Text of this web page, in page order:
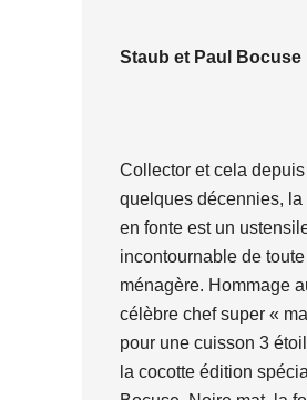
Staub et Paul Bocuse
Collector et cela depuis
quelques décennies, la
en fonte est un
incontournable de
ménagère. Hommage
célèbre chef super «
pour une cuisson 3
la cocotte édition